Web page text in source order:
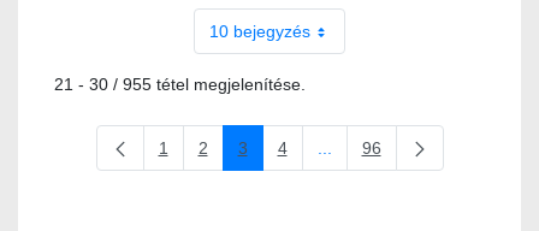
10 bejegyzés
21 - 30 / 955 tétel megjelenítése.
Oldal
1 Oldal
2 Oldal
3 Oldal
4 Köztes oldalak Navigáljon a
Oldal
96